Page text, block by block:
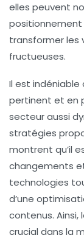
elles peuvent
positionnement
transformer les
fructueuses.
Il est indéniable
pertinent et en
secteur aussi
stratégies
montrent qu’il
changements
technologies
d’une
contenus. Ainsi,
crucial dans la